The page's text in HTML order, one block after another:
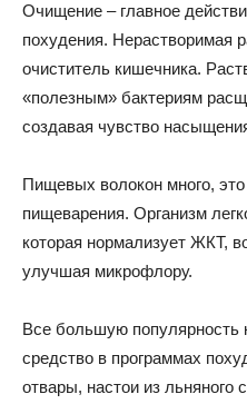
Очищение – главное
похудения. Нерастворимая
очиститель кишечника.
«полезным» бактериям
создавая чувство
Пищевых волокон много,
пищеварения. Организм
которая нормализует ЖКТ,
улучшая микрофлору.
Все большую популярность
средство в программах
отвары, настои из льняного